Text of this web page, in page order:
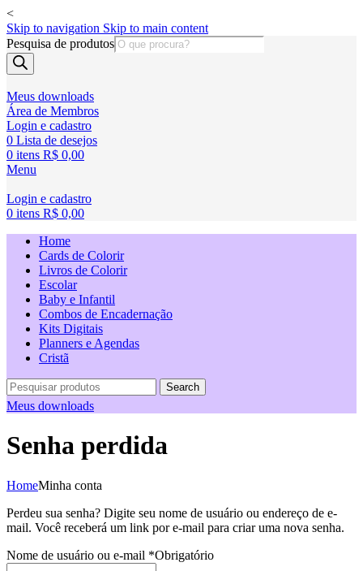
<
Skip to navigation Skip to main content
Pesquisa de produtos
Meus downloads
Área de Membros
Login e cadastro
0 Lista de desejos
0 itens R$ 0,00
Menu
Login e cadastro
0 itens R$ 0,00
Home
Cards de Colorir
Livros de Colorir
Escolar
Baby e Infantil
Combos de Encadernação
Kits Digitais
Planners e Agendas
Cristã
Search
Meus downloads
Senha perdida
HomeMinha conta
Perdeu sua senha? Digite seu nome de usuário ou endereço de e-
mail. Você receberá um link por e-mail para criar uma nova senha.
Nome de usuário ou e-mail *Obrigatório